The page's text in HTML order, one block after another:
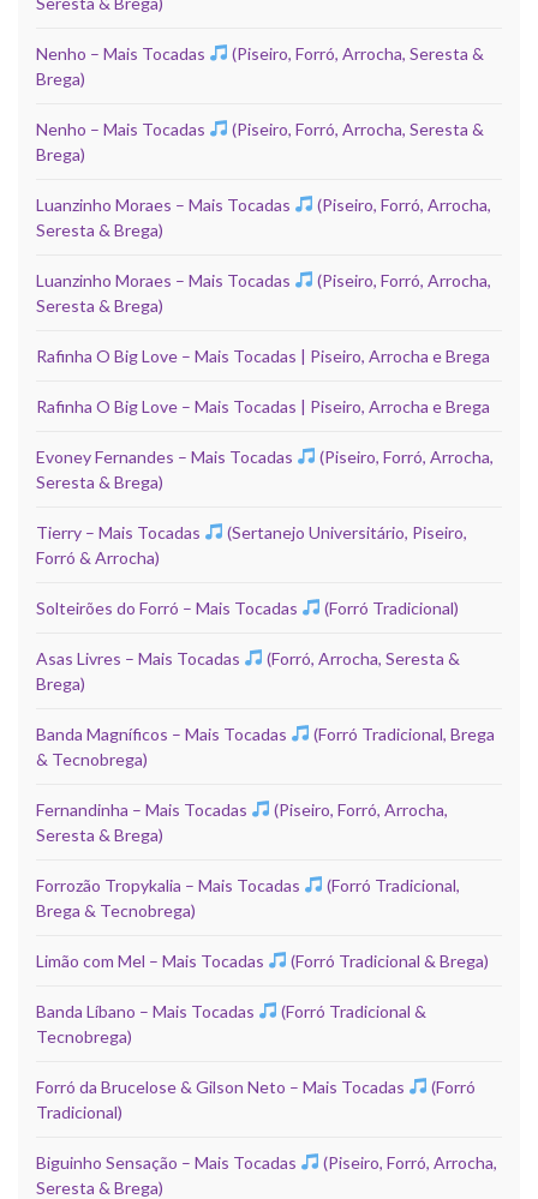
Nenho – Mais Tocadas
(Piseiro, Forró, Arrocha, Seresta &
Brega)
Nenho – Mais Tocadas
(Piseiro, Forró, Arrocha, Seresta &
Brega)
Luanzinho Moraes – Mais Tocadas
(Piseiro, Forró, Arrocha,
Seresta & Brega)
Luanzinho Moraes – Mais Tocadas
(Piseiro, Forró, Arrocha,
Seresta & Brega)
Rafinha O Big Love – Mais Tocadas | Piseiro, Arrocha e Brega
Rafinha O Big Love – Mais Tocadas | Piseiro, Arrocha e Brega
Evoney Fernandes – Mais Tocadas
(Piseiro, Forró, Arrocha,
Seresta & Brega)
Tierry – Mais Tocadas
(Sertanejo Universitário, Piseiro,
Forró & Arrocha)
Solteirões do Forró – Mais Tocadas (Forró Tradicional)
Asas Livres – Mais Tocadas
(Forró, Arrocha, Seresta &
Brega)
Banda Magníficos – Mais Tocadas
(Forró Tradicional, Brega
& Tecnobrega)
Fernandinha – Mais Tocadas
(Piseiro, Forró, Arrocha,
Seresta & Brega)
Forrozão Tropykalia – Mais Tocadas
(Forró Tradicional,
Brega & Tecnobrega)
Limão com Mel – Mais Tocadas (Forró Tradicional & Brega)
Banda Líbano – Mais Tocadas
(Forró Tradicional &
Tecnobrega)
Forró da Brucelose & Gilson Neto – Mais Tocadas
(Forró
Tradicional)
Biguinho Sensação – Mais Tocadas
(Piseiro, Forró, Arrocha,
Seresta & Brega)